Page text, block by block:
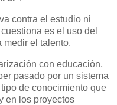
contra el estudio ni
es el uso del
medir el talento.
con educación,
pasado por un sistema
de conocimiento que
en los proyectos